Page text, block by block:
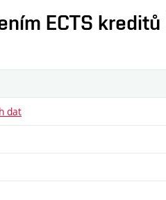
ECTS
dat